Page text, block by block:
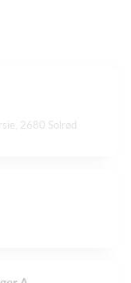
2680 Solrød